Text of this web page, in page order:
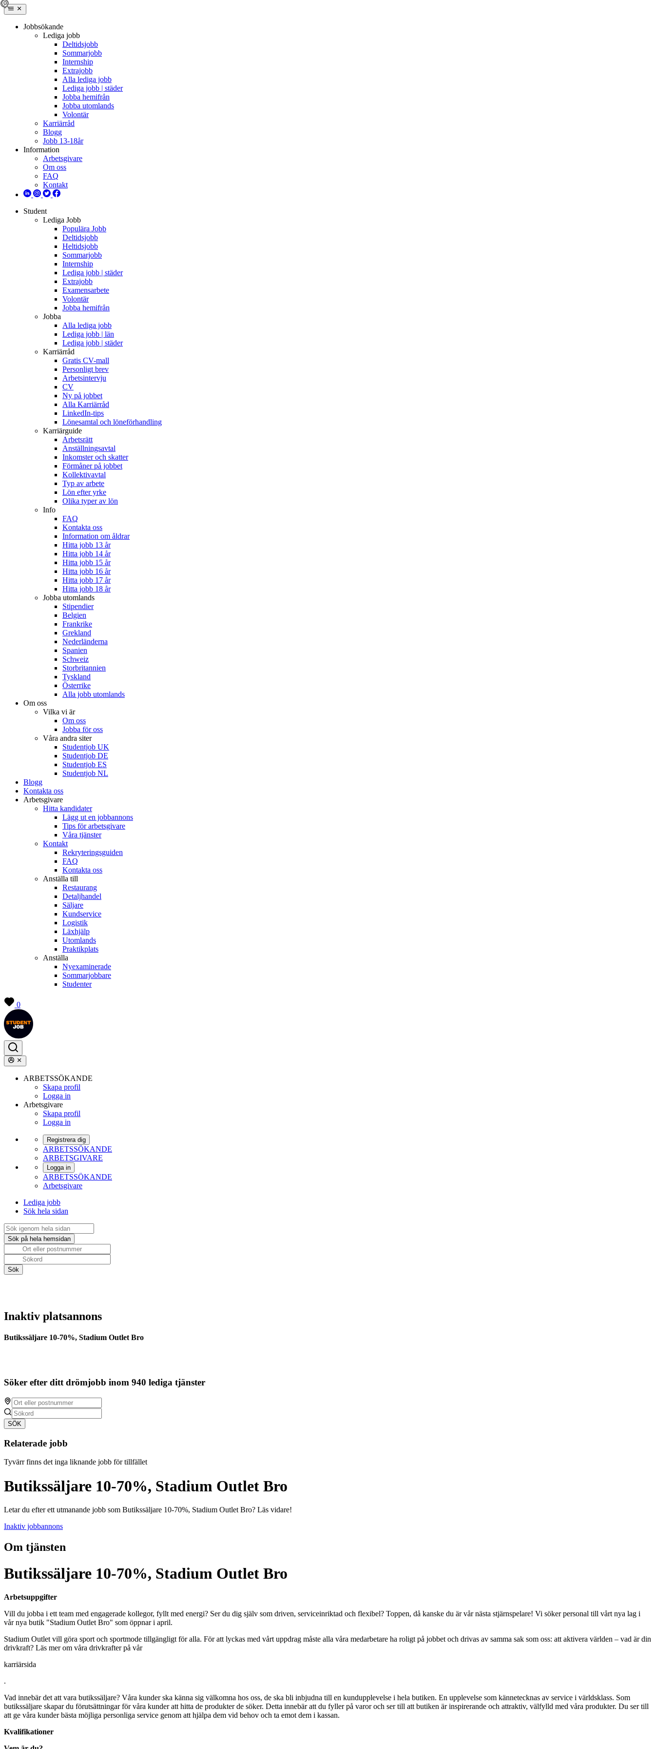
Jobbsökande
Lediga jobb
Deltidsjobb
Sommarjobb
Internship
Extrajobb
Alla lediga jobb
Lediga jobb | städer
Jobba hemifrån
Jobba utomlands
Volontär
Karriärråd
Blogg
Jobb 13-18år
Information
Arbetsgivare
Om oss
FAQ
Kontakt
Student
Lediga Jobb
Populära Jobb
Deltidsjobb
Heltidsjobb
Sommarjobb
Internship
Lediga jobb | städer
Extrajobb
Examensarbete
Volontär
Jobba hemifrån
Jobba
Alla lediga jobb
Lediga jobb | län
Lediga jobb | städer
Karriärråd
Gratis CV-mall
Personligt brev
Arbetsintervju
CV
Ny på jobbet
Alla Karriärråd
LinkedIn-tips
Lönesamtal och löneförhandling
Karriärguide
Arbetsrätt
Anställningsavtal
Inkomster och skatter
Förmåner på jobbet
Kollektivavtal
Typ av arbete
Lön efter yrke
Olika typer av lön
Info
FAQ
Kontakta oss
Information om åldrar
Hitta jobb 13 år
Hitta jobb 14 år
Hitta jobb 15 år
Hitta jobb 16 år
Hitta jobb 17 år
Hitta jobb 18 år
Jobba utomlands
Stipendier
Belgien
Frankrike
Grekland
Nederländerna
Spanien
Schweiz
Storbritannien
Tyskland
Österrike
Alla jobb utomlands
Om oss
Vilka vi är
Om oss
Jobba för oss
Våra andra siter
Studentjob UK
Studentjob DE
Studentjob ES
Studentjob NL
Blogg
Kontakta oss
Arbetsgivare
Hitta kandidater
Lägg ut en jobbannons
Tips för arbetsgivare
Våra tjänster
Kontakt
Rekryteringsguiden
FAQ
Kontakta oss
Anställa till
Restaurang
Detaljhandel
Säljare
Kundservice
Logistik
Läxhjälp
Utomlands
Praktikplats
Anställa
Nyexaminerade
Sommarjobbare
Studenter
0
ARBETSSÖKANDE
Skapa profil
Logga in
Arbetsgivare
Skapa profil
Logga in
Registrera dig
ARBETSSÖKANDE
ARBETSGIVARE
Logga in
ARBETSSÖKANDE
Arbetsgivare
Lediga jobb
Sök hela sidan
Inaktiv platsannons
Butikssäljare 10-70%, Stadium Outlet Bro
Söker efter ditt drömjobb inom 940 lediga tjänster
SÖK
Relaterade jobb
Tyvärr finns det inga liknande jobb för tillfället
Butikssäljare 10-70%, Stadium Outlet Bro
Letar du efter ett utmanande jobb som Butikssäljare 10-70%, Stadium Outlet Bro? Läs vidare!
Inaktiv jobbannons
Om tjänsten
Butikssäljare 10-70%, Stadium Outlet Bro
Arbetsuppgifter
Vill du jobba i ett team med engagerade kollegor, fyllt med energi? Ser du dig själv som driven, serviceinriktad och flexibel? Toppen, då kanske du är vår nästa stjärnspelare! Vi söker personal till vårt nya lag i
vår nya butik "Stadium Outlet Bro" som öppnar i april.
Stadium Outlet vill göra sport och sportmode tillgängligt för alla. För att lyckas med vårt uppdrag måste alla våra medarbetare ha roligt på jobbet och drivas av samma sak som oss: att aktivera världen – vad är din
drivkraft? Läs mer om våra drivkrafter på vår
karriärsida
.
Vad innebär det att vara butikssäljare? Våra kunder ska känna sig välkomna hos oss, de ska bli inbjudna till en kundupplevelse i hela butiken. En upplevelse som kännetecknas av service i världsklass. Som
butikssäljare skapar du förutsättningar för våra kunder att hitta de produkter de söker. Detta innebär att du fyller på varor och ser till att butiken är inspirerande och attraktiv, välfylld med våra produkter. Du ser till
att ge våra kunder bästa möjliga personliga service genom att hjälpa dem vid behov och ta emot dem i kassan.
Kvalifikationer